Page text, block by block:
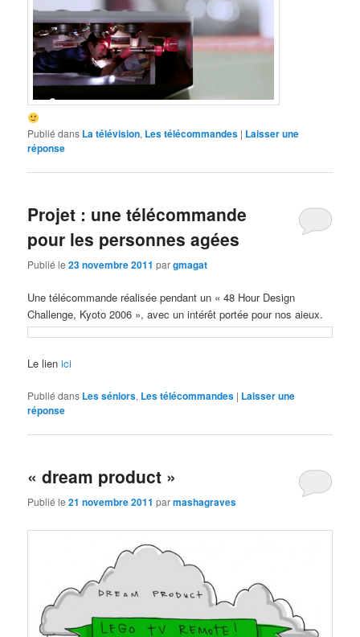
Publié dans La télévision, Les télécommandes | Laisser une
réponse
Projet : une télécommande
pour les personnes agées
Publié le23 novembre 2011 pargmagat
Une télécommande réalisée pendant un « 48 Hour Design
Challenge, Kyoto 2006 », avec un intérêt portée pour nos aieux.
Le lienici
Publié dans Les séniors, Les télécommandes | Laisser une
réponse
« dream product »
Publié le21 novembre 2011 parmashagraves